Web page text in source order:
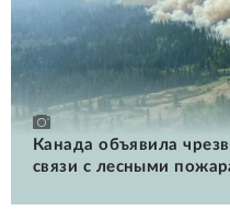
Канада объявила
связи с лесными